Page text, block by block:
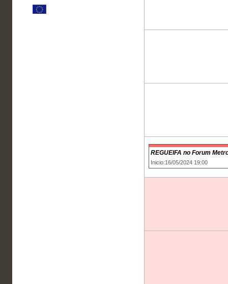
REGUEIFA no Forum
Inicio:16/05/2024 19:00